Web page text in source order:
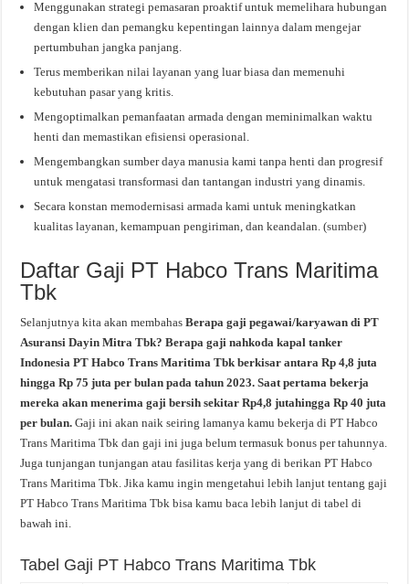
Menggunakan strategi pemasaran proaktif untuk memelihara hubungan
dengan klien dan pemangku kepentingan lainnya dalam mengejar
pertumbuhan jangka panjang.
Terus memberikan nilai layanan yang luar biasa dan memenuhi
kebutuhan pasar yang kritis.
Mengoptimalkan pemanfaatan armada dengan meminimalkan waktu
henti dan memastikan efisiensi operasional.
Mengembangkan sumber daya manusia kami tanpa henti dan progresif
untuk mengatasi transformasi dan tantangan industri yang dinamis.
Secara konstan memodernisasi armada kami untuk meningkatkan
kualitas layanan, kemampuan pengiriman, dan keandalan. (sumber)
Daftar Gaji PT Habco Trans Maritima
Tbk
Selanjutnya kita akan membahasBerapa gaji pegawai/karyawan di PT
Asuransi Dayin Mitra Tbk? Berapa gaji nahkoda kapal tanker
Indonesia PT Habco Trans Maritima Tbk berkisar antara Rp 4,8 juta
hingga Rp 75 juta per bulan pada tahun 2023. Saat pertama bekerja
mereka akan menerima gaji bersih sekitar Rp4,8 jutahingga Rp 40 juta
per bulan.Gaji ini akan naik seiring lamanya kamu bekerja di PT Habco
Trans Maritima Tbk dan gaji ini juga belum termasuk bonus per tahunnya.
Juga tunjangan tunjangan atau fasilitas kerja yang di berikan PT Habco
Trans Maritima Tbk. Jika kamu ingin mengetahui lebih lanjut tentang gaji
PT Habco Trans Maritima Tbk bisa kamu baca lebih lanjut di tabel di
bawah ini.
Tabel Gaji PT Habco Trans Maritima Tbk